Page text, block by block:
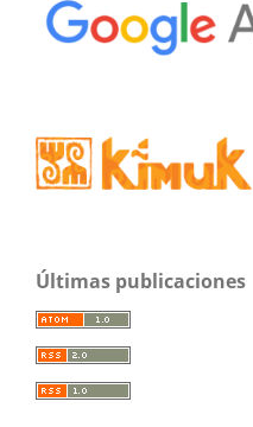
Últimas publicaciones